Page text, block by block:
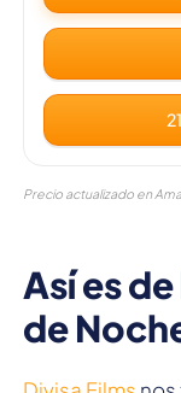
Precio actualizado en
Así es
de